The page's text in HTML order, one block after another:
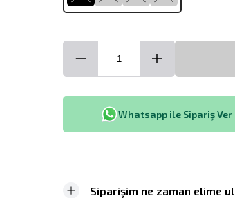
Whatsapp ile Sipariş Ver
Siparişim ne zaman elime